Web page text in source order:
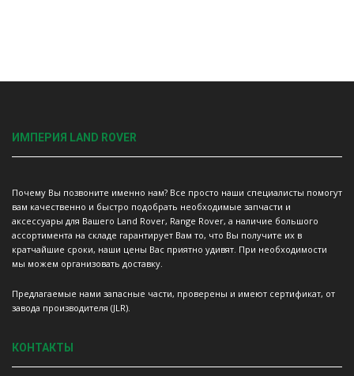
ИМПЕРИЯ LAND ROVER
Почему Вы позвоните именно нам? Все просто наши специалисты помогут
вам качественно и быстро подобрать необходимые запчасти и
аксессуары для Вашего Land Rover, Range Rover, а наличие большого
ассортимента на складе гарантирует Вам то, что Вы получите их в
кратчайшие сроки, наши цены Вас приятно удивят. При необходимости
мы можем организовать доставку.
Предлагаемые нами запасные части, проверены и имеют сертификат, от
завода производителя (JLR).
КОНТАКТЫ